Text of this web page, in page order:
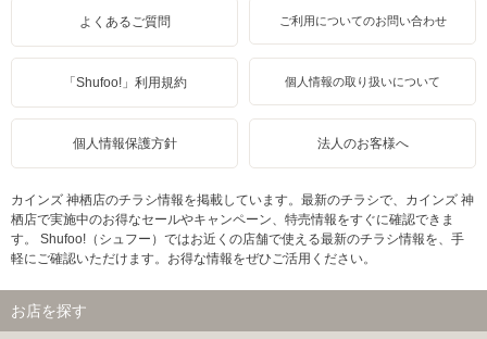
よくあるご質問 ご利用についてのお問い合わせ
「Shufoo!」利用規約 個人情報の取り扱いについて
個人情報保護方針 法人のお客様へ
カインズ 神栖店のチラシ情報を掲載しています。最新のチラシで、カインズ 神
栖店で実施中のお得なセールやキャンペーン、特売情報をすぐに確認できま
す。 Shufoo!（シュフー）ではお近くの店舗で使える最新のチラシ情報を、手
軽にご確認いただけます。お得な情報をぜひご活用ください。
お店を探す